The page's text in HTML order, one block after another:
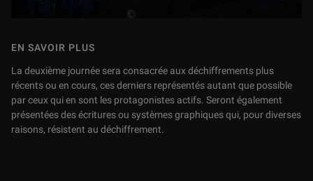
EN SAVOIR PLUS
La deuxième journée sera consacrée aux déchiffrements plus
récents ou en cours, ces derniers représentés autant que possible
par ceux qui en sont les protagonistes actifs. Seront également
présentées des écritures ou systèmes graphiques qui, pour diverses
raisons, résistent au déchiffrement.